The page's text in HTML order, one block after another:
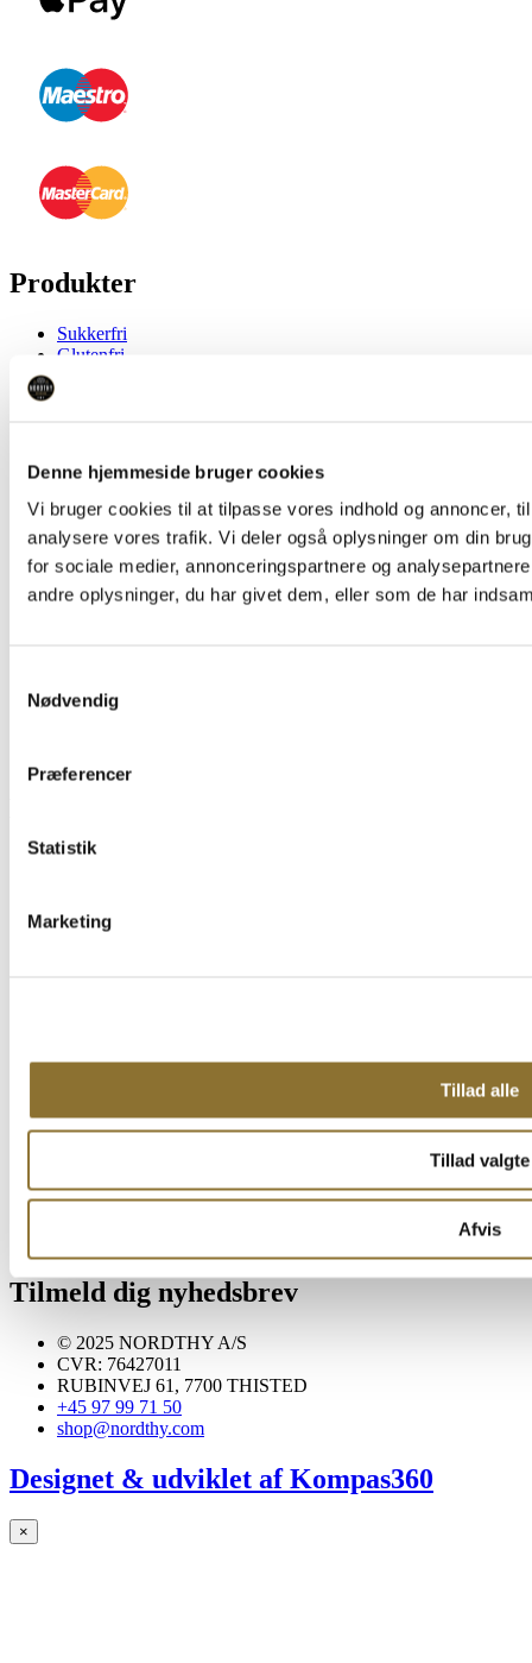
Denne hjemmeside bruger cookies
Vi bruger cookies til at tilpasse vores indhold og annoncer,
analysere vores trafik. Vi deler også oplysninger om din
for sociale medier, annonceringspartnere og
andre oplysninger, du har givet dem, eller som de har
Nødvendig
Præferencer
Statistik
Marketing
Tillad alle
Tillad valgte
Afvis
Produkter
Sukkerfri
Glutenfri
Slik & Chokolade
Protein, Energi & Kosttilskud
Dagligvarer
Kiks & kager
Sukkerfri
Glutenfri
Brands
Slik & Chokolade
Protein, Energi & Kosttilskud
Firmagaver & firmafordele
Cookie- og privatlivspolitik
Handelsbetingelser
Cookie- og privatlivspolitik
Reklamation
Tilmeld dig nyhedsbrev
© 2025 NORDTHY A/S
CVR: 76427011
RUBINVEJ 61, 7700 THISTED
+45 97 99 71 50
shop@nordthy.com
Designet & udviklet afKompas360
×